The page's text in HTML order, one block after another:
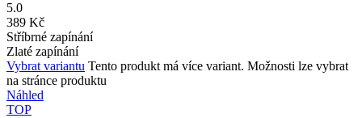
5.0
389 Kč
Stříbrné zapínání
Zlaté zapínání
Vybrat variantu Tento produkt má více variant. Možnosti lze vybrat
na stránce produktu
Náhled
TOP